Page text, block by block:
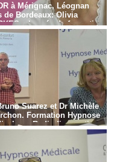
à Mérignac, Léognan
de Bordeaux: Olivia
chargée de formation
Suarez et Dr Michèle
Formation Hypnose
en Radiodiagnostic,